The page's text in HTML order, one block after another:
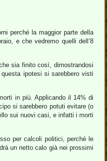
perché la maggior parte della
e che vedremo quelli dell’8
sia finito così, dimostrandosi
ipotesi si sarebbero visti
in più. Applicando il 14% di
si sarebbero potuti evitare (o
sui nuovi casi, e infatti i morti
per calcoli politici, perché le
un netto calo già nei prossimi